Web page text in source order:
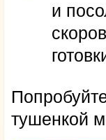
и
тушенкой